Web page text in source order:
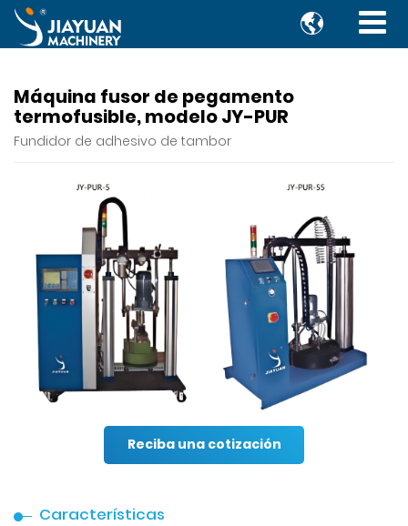

Máquina fusor de pegamento
termofusible, modelo JY-PUR
Fundidor de adhesivo de tambor
Reciba una cotización
Características